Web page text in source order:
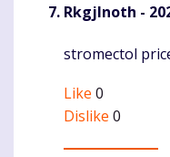
RkgjInoth -
Komentaras
stromectol
Like 0
Dislike 0